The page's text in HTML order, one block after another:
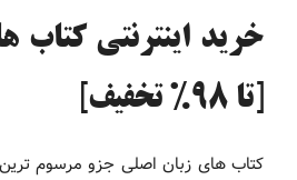
خرید اینترنتی کتاب
[تا 98% تخفیف]
کتاب های زبان اصلی جزو مرسوم